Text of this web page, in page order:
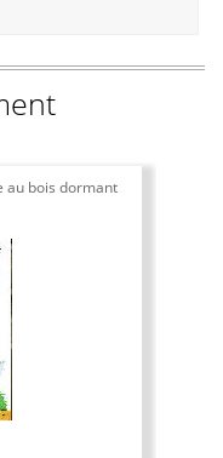
au bois dormant